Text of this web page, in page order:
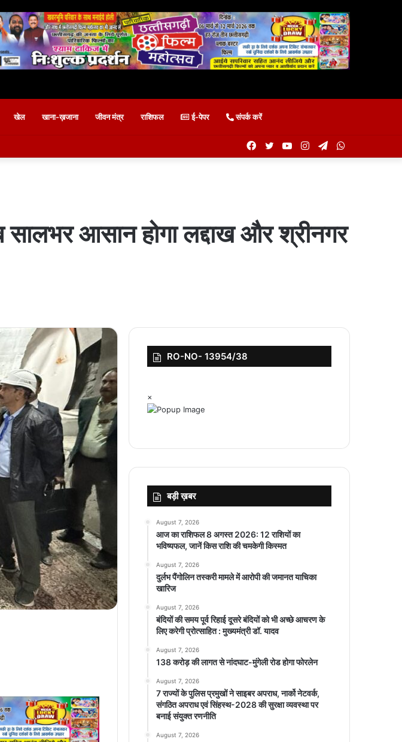
खेल खाना-ख़जाना जीवन मंत्र राशिफल ई-पेपर संपर्क करें
Telegram
Instagram
YouTube
Twitter
Facebook
आसान होगा लद्दाख और श्रीनगर
RO-NO- 13954/38
×
बड़ी ख़बर
August 7, 2026
आज का राशिफल 8 अगस्त 2026: 12 राशियों का
भविष्यफल, जानें किस राशि की चमकेगी किस्मत
August 7, 2026
दुर्लभ पैंगोलिन तस्करी मामले में आरोपी की जमानत याचिका
खारिज
August 7, 2026
बंदियों की समय पूर्व रिहाई दूसरे बंदियों को भी अच्छे आचरण के
लिए करेगी प्रोत्साहित : मुख्यमंत्री डॉ. यादव
August 7, 2026
138 करोड़ की लागत से नांदघाट-मुंगेली रोड होगा फोरलेन
August 7, 2026
7 राज्यों के पुलिस प्रमुखों ने साइबर अपराध, नार्को नेटवर्क,
संगठित अपराध एवं सिंहस्थ-2028 की सुरक्षा व्यवस्था पर
बनाई संयुक्त रणनीति
August 7, 2026